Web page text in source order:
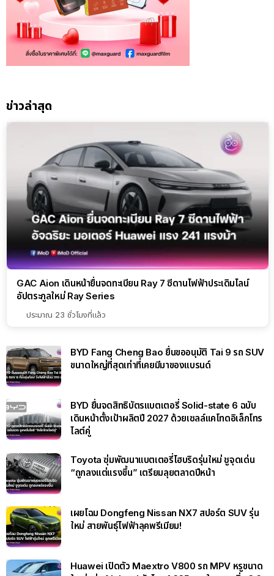
ข่าวล่าสุด
GAC Aion เดินหน้ายื่นจดทะเบียน Ray 7 ซีดานไฟฟ้าประเดิมไลน์
อัปตระกูลใหม่ Ray Series
ประมาณ 23 ชั่วโมงที่แล้ว
BYD Fang Cheng Bao ยื่นขออนุมัติ Tai 9 รถ SUV
ขนาดใหญ่ที่สุดเท่าที่เคยมีมาของแบรนด์
BYD ยื่นจดสิทธิบัตรแบตเตอรี่ Solid-state 6 ฉบับ
เดินหน้าตั้งเป้าผลิตปี 2027 ด้วยเซลล์แคโทดอิเล็กโทร
ไลต์คู่
Toyota ซุ่มพัฒนาแบตเตอรี่ไฮบริดรุ่นใหม่ ชูจุดเด่น
“ถูกลงแต่แรงขึ้น” เตรียมลุยตลาดปีหน้า
เผยโฉม Dongfeng Nissan NX7 สปอร์ต SUV รุ่น
ใหม่ สายพันธุ์ไฟฟ้าลุคพรีเมียม!
Huawei เปิดตัว Maextro V800 รถ MPV หรูขนาด